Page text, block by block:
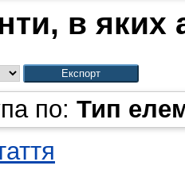
в яких
по: Тип